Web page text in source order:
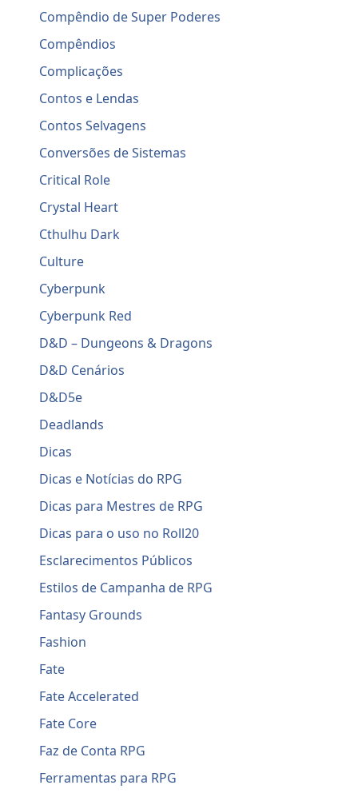
Compêndio de Super Poderes
Compêndios
Complicações
Contos e Lendas
Contos Selvagens
Conversões de Sistemas
Critical Role
Crystal Heart
Cthulhu Dark
Culture
Cyberpunk
Cyberpunk Red
D&D – Dungeons & Dragons
D&D Cenários
D&D5e
Deadlands
Dicas
Dicas e Notícias do RPG
Dicas para Mestres de RPG
Dicas para o uso no Roll20
Esclarecimentos Públicos
Estilos de Campanha de RPG
Fantasy Grounds
Fashion
Fate
Fate Accelerated
Fate Core
Faz de Conta RPG
Ferramentas para RPG